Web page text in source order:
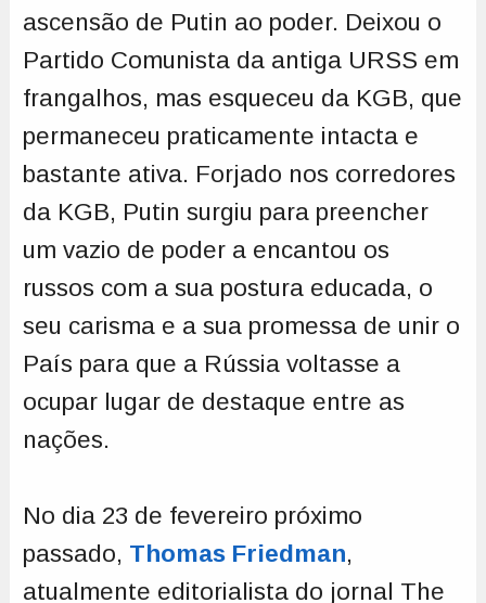
ascensão de Putin ao poder. Deixou o
Partido Comunista da antiga URSS em
frangalhos, mas esqueceu da KGB, que
permaneceu praticamente intacta e
bastante ativa. Forjado nos corredores
da KGB, Putin surgiu para preencher
um vazio de poder a encantou os
russos com a sua postura educada, o
seu carisma e a sua promessa de unir o
País para que a Rússia voltasse a
ocupar lugar de destaque entre as
nações.
No dia 23 de fevereiro próximo
passado, Thomas Friedman,
atualmente editorialista do jornal The